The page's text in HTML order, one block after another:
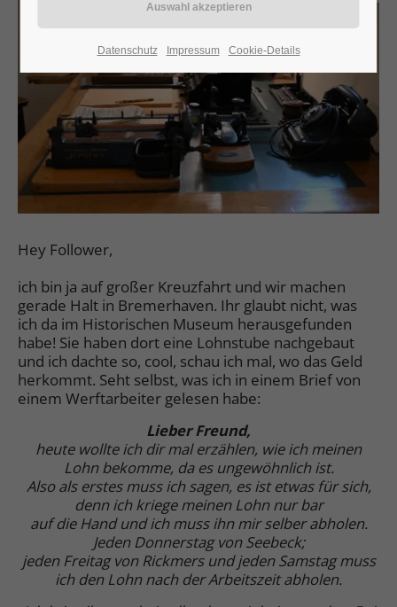
Hey Follower,
ich bin ja auf großer Kreuzfahrt und wir machen
gerade Halt in Bremerhaven. Ihr glaubt nicht, was
ich da im Historischen Museum herausgefunden
habe! Sie haben dort eine Lohnstube nachgebaut
und ich dachte so, cool, schau ich mal, wo das Geld
herkommt. Seht selbst, was ich in einem Brief von
einem Werftarbeiter gelesen habe:
Lieber Freund,
heute wollte ich dir mal erzählen, wie ich meinen
Lohn bekomme, da es ungewöhnlich ist.
Also als erstes muss ich sagen, es ist etwas für sich,
denn ich kriege meinen Lohn nur bar
auf die Hand und ich muss ihn mir selber abholen.
Jeden Donnerstag von Seebeck;
jeden Freitag von Rickmers und jeden Samstag muss
ich den Lohn nach der Arbeitszeit abholen.
Datenschutz Impressum Cookie-Details